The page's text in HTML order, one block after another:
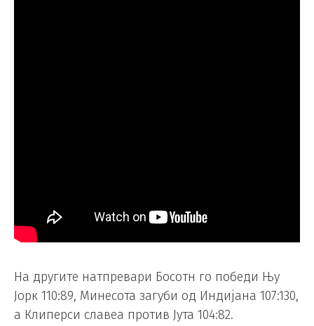
На другите натпревари Босотн го победи Њу
Јорк 110:89, Минесота загуби од Индијана 107:130,
а Клиперси славеа против Јута 104:82.